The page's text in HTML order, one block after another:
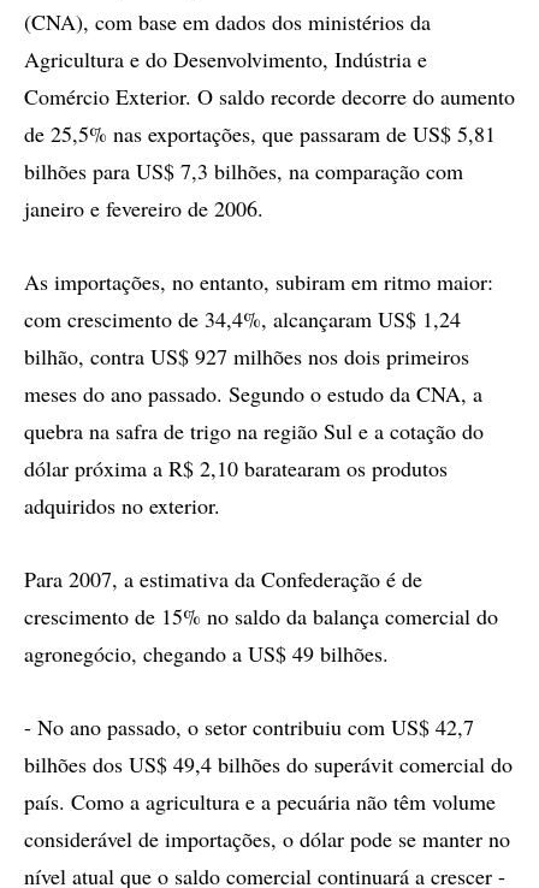
(CNA), com base em dados dos ministérios da
Agricultura e do Desenvolvimento, Indústria e
Comércio Exterior. O saldo recorde decorre do aumento
de 25,5% nas exportações, que passaram de US$ 5,81
bilhões para US$ 7,3 bilhões, na comparação com
janeiro e fevereiro de 2006.
As importações, no entanto, subiram em ritmo maior:
com crescimento de 34,4%, alcançaram US$ 1,24
bilhão, contra US$ 927 milhões nos dois primeiros
meses do ano passado. Segundo o estudo da CNA, a
quebra na safra de trigo na região Sul e a cotação do
dólar próxima a R$ 2,10 baratearam os produtos
adquiridos no exterior.
Para 2007, a estimativa da Confederação é de
crescimento de 15% no saldo da balança comercial do
agronegócio, chegando a US$ 49 bilhões.
- No ano passado, o setor contribuiu com US$ 42,7
bilhões dos US$ 49,4 bilhões do superávit comercial do
país. Como a agricultura e a pecuária não têm volume
considerável de importações, o dólar pode se manter no
nível atual que o saldo comercial continuará a crescer -